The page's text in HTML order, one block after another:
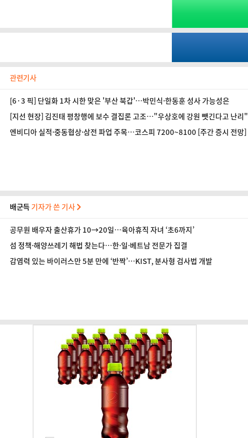
관련기사
[6·3 픽] 단일화 1차 시한 맞은 '부산 북갑'…박민식·한동훈 성사 가능성은
[지선 현장] 김진태 평창행에 보수 결집론 고조…"우상호에 강원 뺏긴다고 난리"
엔비디아 실적·중동협상·삼전 파업 주목…코스피 7200~8100 [주간 증시 전망]
배군득 기자가 쓴 기사
공무원 배우자 출산휴가 10→20일…육아휴직 자녀 ‘초6까지’
섬 정책·해양쓰레기 해법 찾는다…한·일·베트남 전문가 집결
감염력 있는 바이러스만 5분 만에 ‘반짝’…KIST, 분사형 검사법 개발